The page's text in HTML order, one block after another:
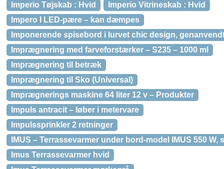
Imperio Tøjskab : Hvid
Imperio Vitrineskab : Hvid
Impero I LED-pære – kan dæmpes
Imponerende spisebord i lurvet chic design,
Imprægnering med farveforstærker – S235 – 1000 ml
Imprægnering til betræk
Imprægnering til Sko (Universal)
Imprægnerings maskine 64 liter 12 v – Produkter
Impuls antracit – løber i metervare
Impulssprinkler 2 retninger
IMUS – Terrassevarmer under bord-model IMUS 550 W,
Imus Terrassevarmer hvid